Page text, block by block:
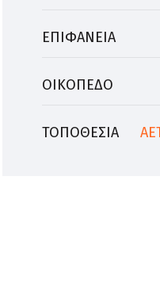
ΕΠΙΦΑΝΕΙΑ
ΟΙΚΟΠΕΔΟ
ΤΟΠΟΘΕΣΙΑ